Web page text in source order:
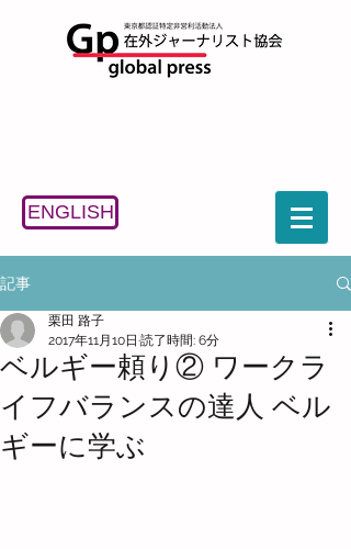
ENGLISH
記事
ベルギー頼り② ワークラ
イフバランスの達人 ベル
ギーに学ぶ
栗田 路子
2017年11月10日 読了時間: 6分